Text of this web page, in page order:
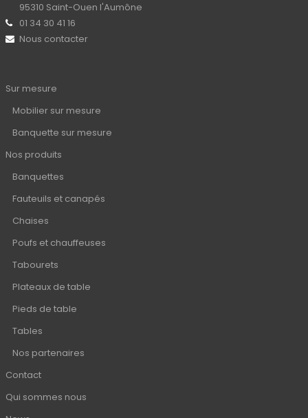
95310 Saint-Ouen l'Aumône
01 34 30 41 16
Nous contacter
Sur mesure
Mobilier sur mesure
Banquette sur mesure
Nos produits
Banquettes
Fauteuils et canapés
Chaises
Poufs et chauffeuses
Tabourets
Plateaux de table
Pieds de table
Tables
Nos partenaires
Contact
Qui sommes nous